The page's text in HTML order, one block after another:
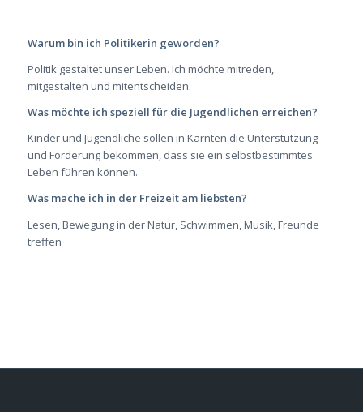
Warum bin ich Politikerin geworden?
Politik gestaltet unser Leben. Ich möchte mitreden,
mitgestalten und mitentscheiden.
Was möchte ich speziell für die Jugendlichen erreichen?
Kinder und Jugendliche sollen in Kärnten die Unterstützung
und Förderung bekommen, dass sie ein selbstbestimmtes
Leben führen können.
Was mache ich in der Freizeit am liebsten?
Lesen, Bewegung in der Natur, Schwimmen, Musik, Freunde
treffen